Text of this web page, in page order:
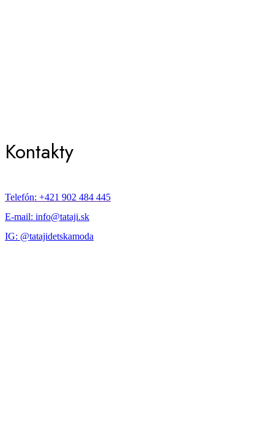
Kontakty
Telefón: +421 902 484 445
E-mail: info@tataji.sk
IG: @tatajidetskamoda